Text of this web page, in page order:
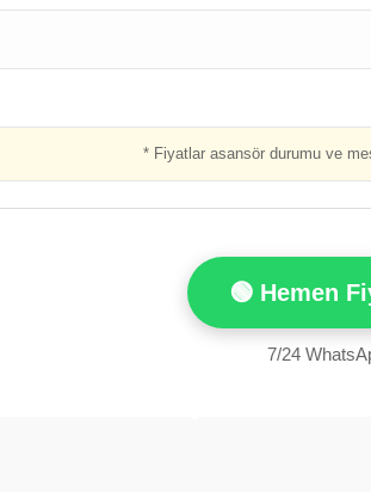
* Fiyatlar asansör durumu ve
🟢 Hemen
7/24